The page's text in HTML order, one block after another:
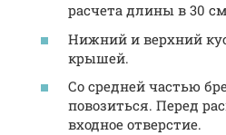
расчета длины в 30
Нижний и верхний
крышей.
Со средней частью
повозиться. Перед
входное отверстие.